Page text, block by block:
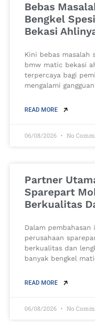
Bebas
Bengkel
Bekasi
Kini bebas masalah
bmw matic bekasi
terpercaya bagi
mengalami gangguan
READ MORE
06/08/2026 No
Partner
Sparepart
Berkualitas
Dalam
perusahaan
berkualitas dan
banyak bengkel
READ MORE
06/08/2026 No